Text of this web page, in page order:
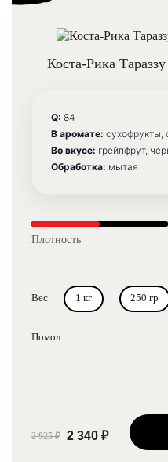
Коста-Рика
Q: 84
В аромате: сухофрукты,
Во вкусе: грейпфрут,
Обработка: мытая
Плотность
Вес 1 кг 250 гр
Помол
2 925 ₽ 2 340 ₽